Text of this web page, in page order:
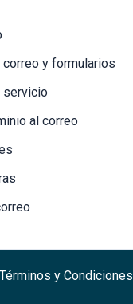
y formularios
servicio
al correo
Términos y Condiciones